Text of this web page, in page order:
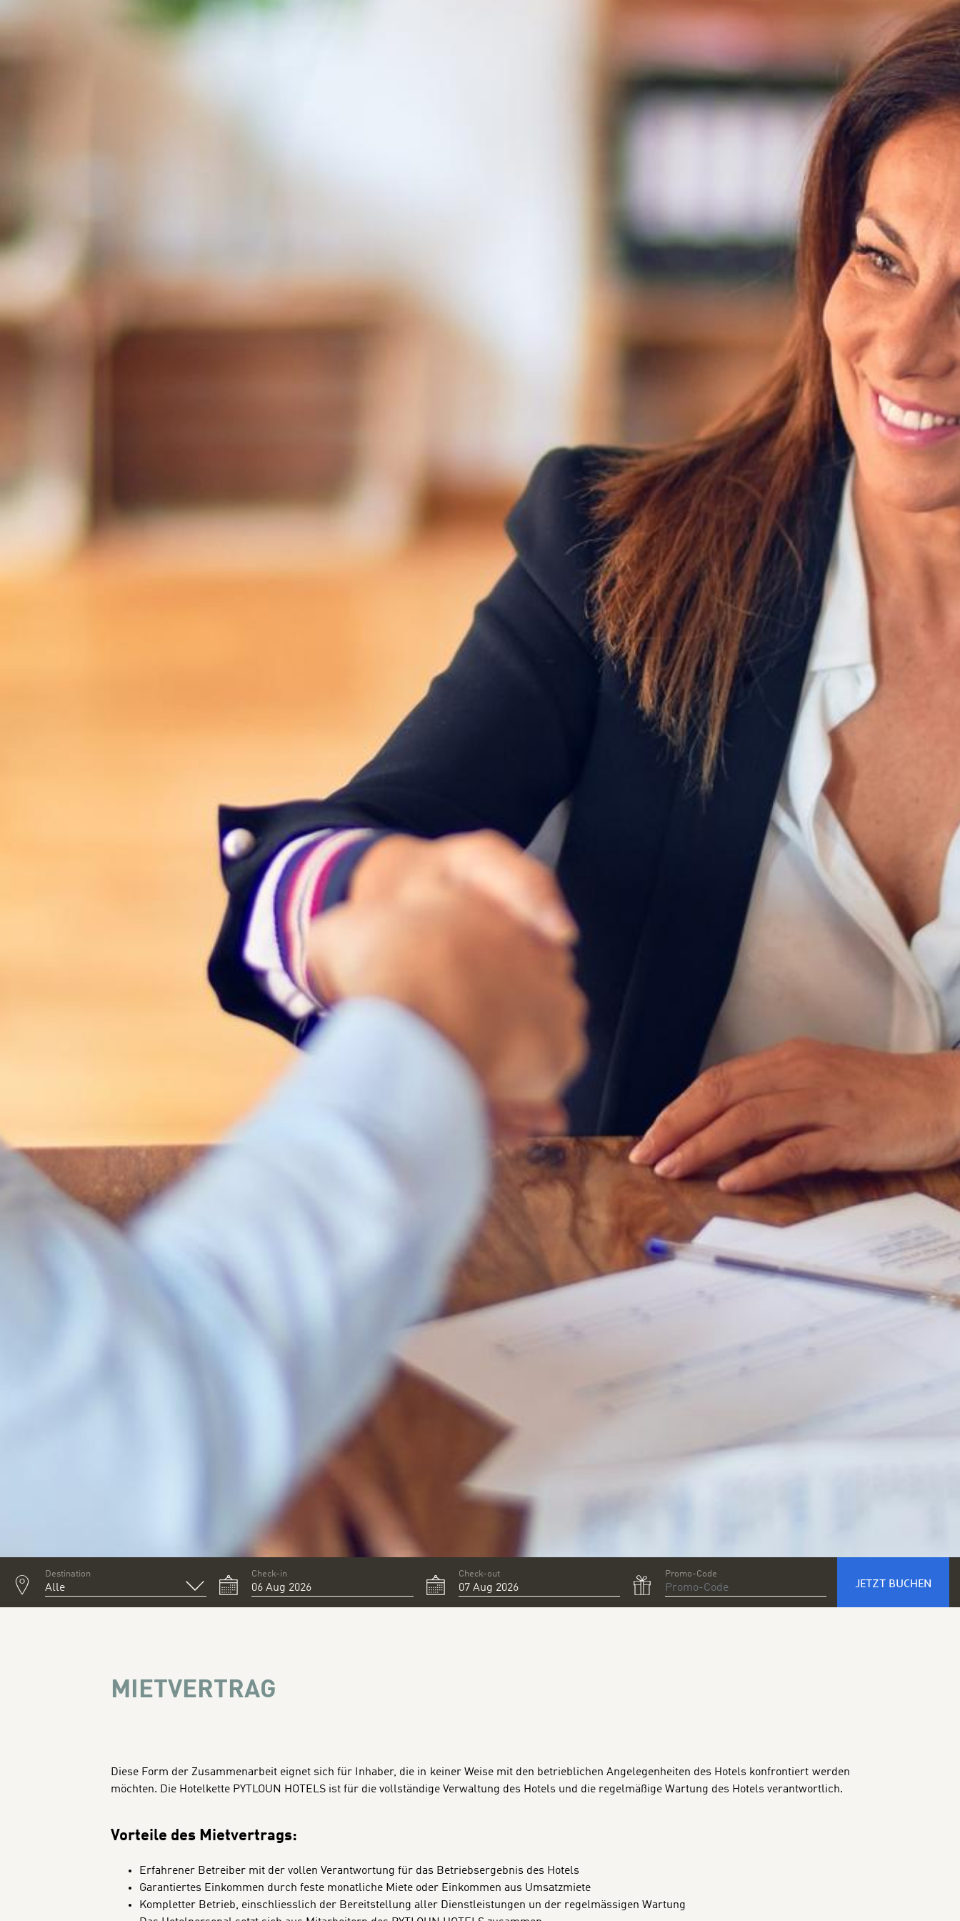
01
Destination Check-in Check-out Promo-Code
JETZT BUCHEN
MIETVERTRAG
Diese Form der Zusammenarbeit eignet sich für Inhaber, die in keiner Weise mit den betrieblichen Angelegenheiten des Hotels konfrontiert werden
möchten. Die Hotelkette PYTLOUN HOTELS ist für die vollständige Verwaltung des Hotels und die regelmäßige Wartung des Hotels verantwortlich.
Vorteile des Mietvertrags:
Erfahrener Betreiber mit der vollen Verantwortung für das Betriebsergebnis des Hotels
Garantiertes Einkommen durch feste monatliche Miete oder Einkommen aus Umsatzmiete
Kompletter Betrieb, einschliesslich der Bereitstellung aller Dienstleistungen un der regelmässigen Wartung